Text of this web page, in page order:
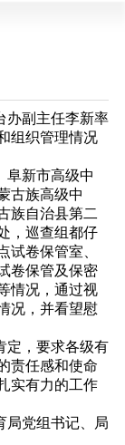
办副主任李新率
组织管理情况
阜新市高级中
古族高级中
族自治县第二
，巡查组都仔
试卷保管室、
卷保管及保密
情况，通过视
况，并看望慰
定，要求各级有
责任感和使命
实有力的工作
局党组书记、局